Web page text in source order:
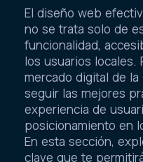
El diseño web
no se trata solo de
funcionalidad,
los usuarios locales.
mercado digital de la
seguir las mejores
experiencia de
posicionamiento en
En esta sección,
clave que te